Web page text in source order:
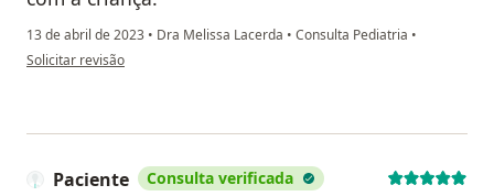
13 de abril de 2023 • Dra Melissa Lacerda • Consulta Pediatria •
na opinião do utilizador Grazielle
Solicitar revisão
Paciente Consulta verificada